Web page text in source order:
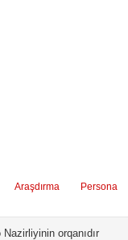
Araşdırma Persona
orqanıdır